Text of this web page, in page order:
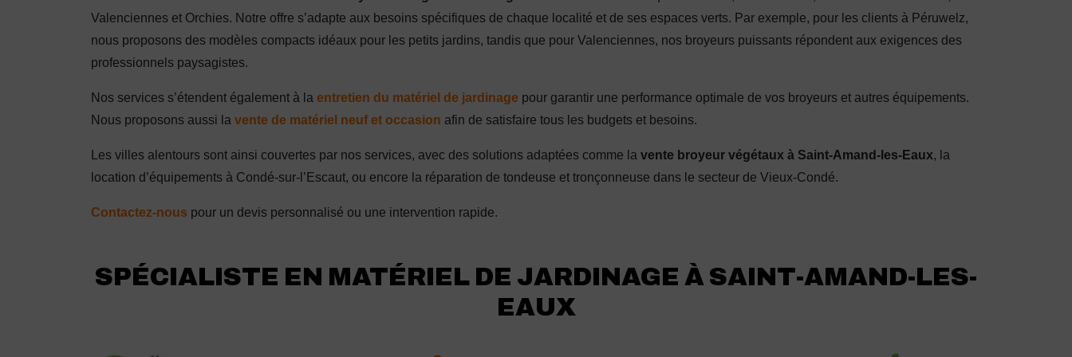
Valenciennes et Orchies. Notre offre s’adapte aux besoins spécifiques de chaque localité et de ses espaces verts. Par exemple, pour les clients à Péruwelz,
nous proposons des modèles compacts idéaux pour les petits jardins, tandis que pour Valenciennes, nos broyeurs puissants répondent aux exigences des
professionnels paysagistes.
Nos services s’étendent également à la entretien du matériel de jardinage pour garantir une performance optimale de vos broyeurs et autres équipements.
Nous proposons aussi la vente de matériel neuf et occasion afin de satisfaire tous les budgets et besoins.
Les villes alentours sont ainsi couvertes par nos services, avec des solutions adaptées comme la vente broyeur végétaux à Saint-Amand-les-Eaux, la
location d’équipements à Condé-sur-l’Escaut, ou encore la réparation de tondeuse et tronçonneuse dans le secteur de Vieux-Condé.
Contactez-nous pour un devis personnalisé ou une intervention rapide.
SPÉCIALISTE EN MATÉRIEL DE JARDINAGE À SAINT-AMAND-LES-
EAUX